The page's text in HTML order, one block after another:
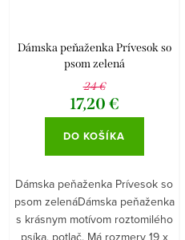
Dámska peňaženka Prívesok so
psom zelená
24 €
17,20 €
DO KOŠÍKA
Dámska peňaženka Prívesok so
psom zelenáDámska peňaženka
s krásnym motívom roztomilého
psíka, potlač. Má rozmery 19 x